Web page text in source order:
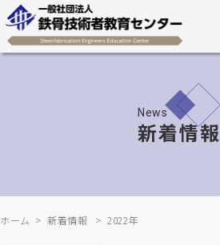
検索 ×
News
新着情報
ホーム 新着情報 2022年